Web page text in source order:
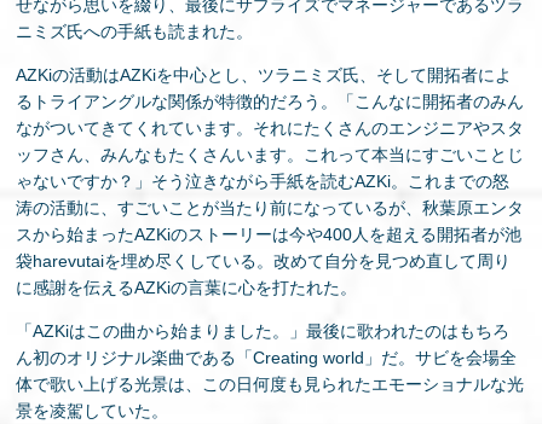
せながら思いを綴り、最後にサプライズでマネージャーであるツラ
ニミズ氏への手紙も読まれた。
AZKiの活動はAZKiを中心とし、ツラニミズ氏、そして開拓者によ
るトライアングルな関係が特徴的だろう。「こんなに開拓者のみん
ながついてきてくれています。それにたくさんのエンジニアやスタ
ッフさん、みんなもたくさんいます。これって本当にすごいことじ
ゃないですか？」そう泣きながら手紙を読むAZKi。これまでの怒
涛の活動に、すごいことが当たり前になっているが、秋葉原エンタ
スから始まったAZKiのストーリーは今や400人を超える開拓者が池
袋harevutaiを埋め尽くしている。改めて自分を見つめ直して周り
に感謝を伝えるAZKiの言葉に心を打たれた。
「AZKiはこの曲から始まりました。」最後に歌われたのはもちろ
ん初のオリジナル楽曲である「Creating world」だ。サビを会場全
体で歌い上げる光景は、この日何度も見られたエモーショナルな光
景を凌駕していた。